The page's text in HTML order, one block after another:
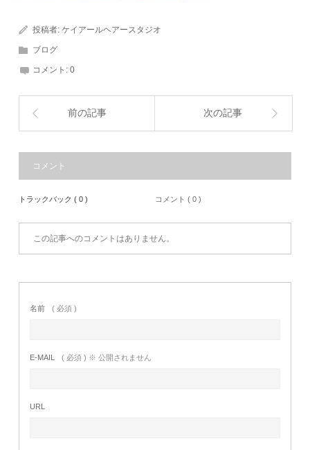
投稿者:ケイアールヘアースタジオ
ブログ
コメント:0
前の記事 次の記事
コメント
トラックバック ( 0 ) コメント ( 0 )
この記事へのコメントはありません。
名前 ( 必須 )
E-MAIL ( 必須 ) ※ 公開されません
URL